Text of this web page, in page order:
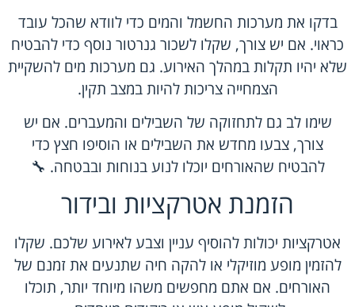
בדקו את מערכות החשמל והמים כדי לוודא שהכל עובד
כראוי. אם יש צורך, שקלו לשכור גנרטור נוסף כדי להבטיח
שלא יהיו תקלות במהלך האירוע. גם מערכות מים להשקיית
הצמחייה צריכות להיות במצב תקין.
שימו לב גם לתחזוקה של השבילים והמעברים. אם יש
צורך, צבעו מחדש את השבילים או הוסיפו חצץ כדי
להבטיח שהאורחים יוכלו לנוע בנוחות ובבטחה. 🔧
הזמנת אטרקציות ובידור
אטרקציות יכולות להוסיף עניין וצבע לאירוע שלכם. שקלו
להזמין מופע מוזיקלי או להקה חיה שתנעים את זמנם של
האורחים. אם אתם מחפשים משהו מיוחד יותר, תוכלו